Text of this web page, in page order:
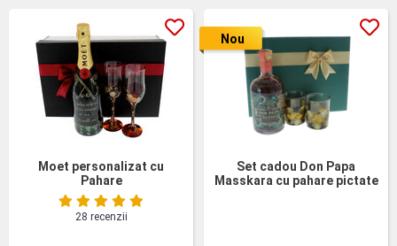
Moet personalizat cu
Pahare
28 recenzii
Set cadou Don Papa
Masskara cu pahare pictate
Nou